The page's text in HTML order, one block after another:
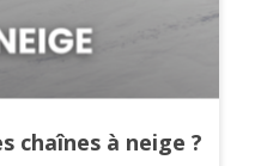
chaînes à neige ?